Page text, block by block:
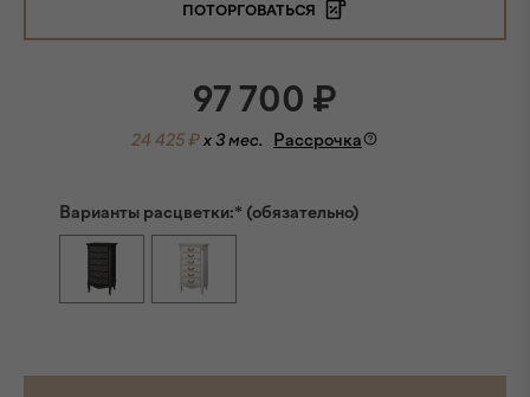
ПОТОРГОВАТЬСЯ
97 700 ₽
24 425 ₽x 3 мес. Рассрочка
Варианты расцветки:* (обязательно)